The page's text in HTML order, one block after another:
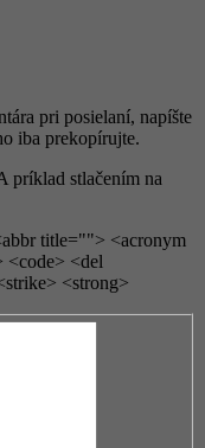
pri posielaní, napíšte
iba prekopírujte.
príklad stlačením na
title=""> <acronym
<del
<strong>